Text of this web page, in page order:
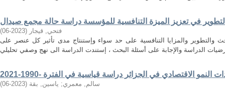
في تعزيز الميزة التنافسية للمؤسسة دراسة حالة مجمع صيدال
فتحي, قيجار (
2023-06
)
والتطوير والمزايا التنافسية على حد سواء وإستنتاج مدى تأثير كل عنصر على
سالم, معمري; ياسين, بقة (
2023-06
)